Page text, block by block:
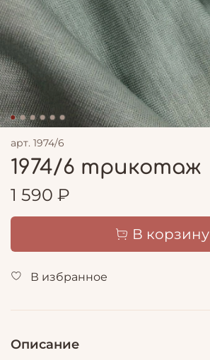
арт. 1974/6
1974/6 трикотаж
1 590 ₽
В корзину
В избранное
Описание